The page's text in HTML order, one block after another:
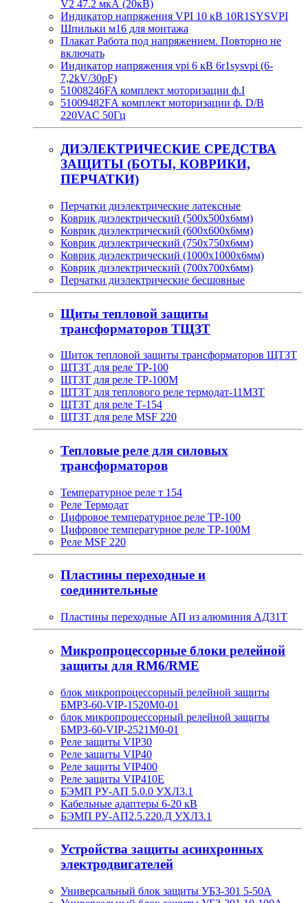
V2 47.2 мкА (20кВ)
Индикатор напряжения VPI 10 кВ 10R1SYSVPI
Шпильки м16 для монтажа
Плакат Работа под напряжением. Повторно не
включать
Индикатор напряжения vpi 6 кВ 6r1sysvpi (6-
7,2kV/30pF)
51008246FA комплект моторизации ф.I
51009482FА комплект моторизации ф. D/B
220VAC 50Гц
ДИЭЛЕКТРИЧЕСКИЕ СРЕДСТВА
ЗАЩИТЫ (БОТЫ, КОВРИКИ,
ПЕРЧАТКИ)
Перчатки диэлектрические латексные
Коврик диэлектрический (500х500х6мм)
Коврик диэлектрический (600х600х6мм)
Коврик диэлектрический (750х750х6мм)
Коврик диэлектрический (1000х1000х6мм)
Коврик диэлектрический (700х700х6мм)
Перчатки диэлектрические бесшовные
Щиты тепловой защиты
трансформаторов ТЩЗТ
Щиток тепловой защиты трансформаторов ЩТЗТ
ЩТЗТ для реле ТР-100
ЩТЗТ для реле ТР-100М
ЩТЗТ для теплового реле термодат-11МЗТ
ЩТЗТ для реле Т-154
ЩТЗТ для реле MSF 220
Тепловые реле для силовых
трансформаторов
Температурное реле т 154
Реле Термодат
Цифровое температурное реле ТР-100
Цифровое температурное реле ТР-100М
Реле MSF 220
Пластины переходные и
соединительные
Пластины переходные АП из алюминия АД31Т
Микропроцессорные блоки релейной
защиты для RM6/RME
блок микропроцессорный релейной защиты
БМРЗ-60-VIP-1520М0-01
блок микропроцессорный релейной защиты
БМРЗ-60-VIP-2521М0-01
Реле защиты VIP30
Реле защиты VIP40
Реле защиты VIP400
Реле защиты VIP410E
БЭМП РУ-АП 5.0.0 УХЛ3.1
Кабельные адаптеры 6-20 кВ
БЭМП РУ-АП2.5.220.Д УХЛ3.1
Устройства защиты асинхронных
электродвигателей
Универсальный блок защиты УБЗ-301 5-50А